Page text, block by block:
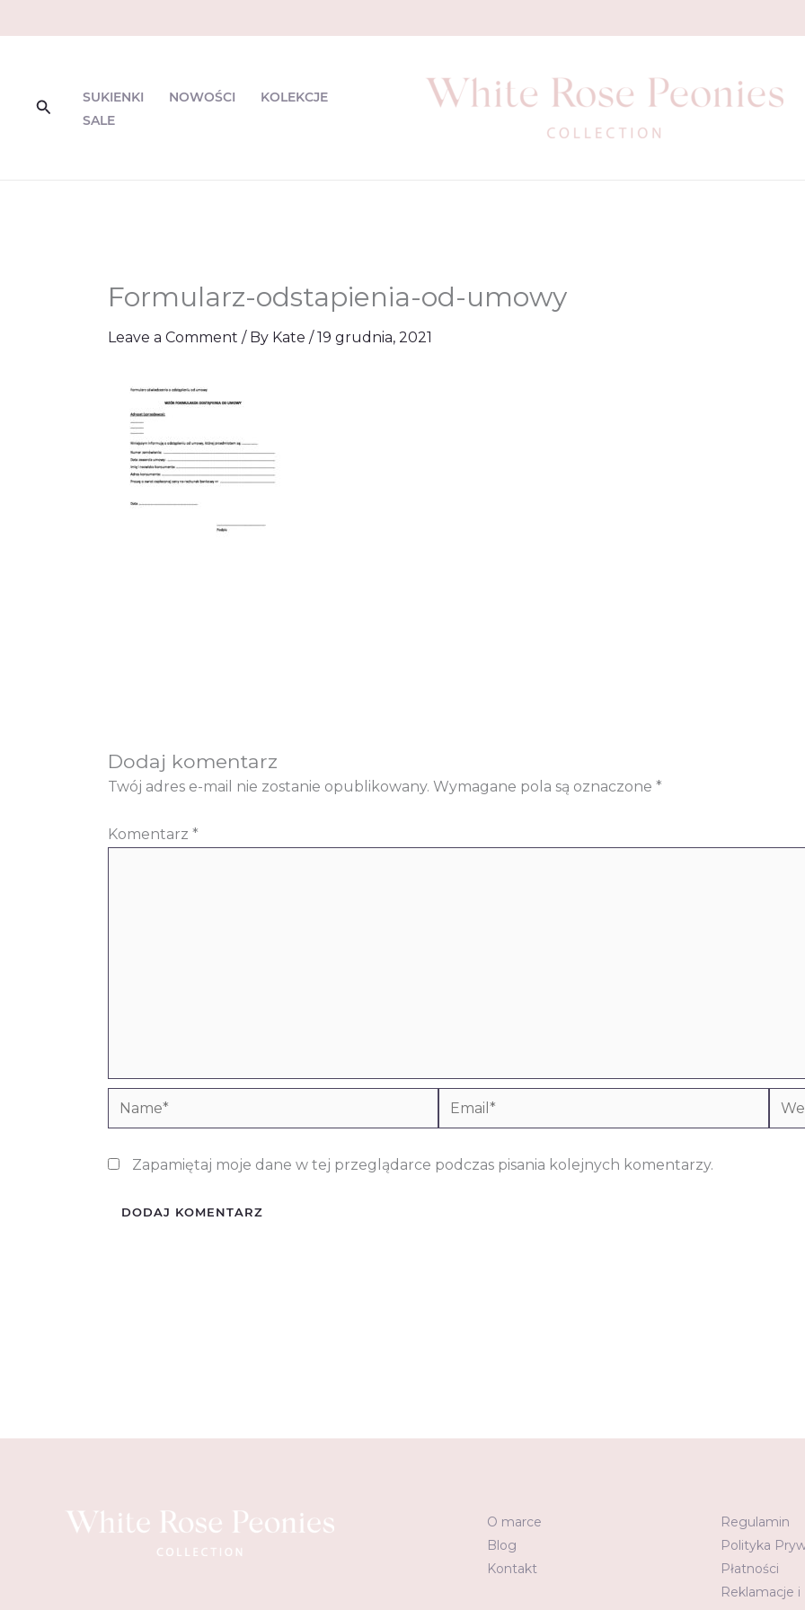
to
SearchSUKIENKI NOWOŚCI
KOLEKCJE
SALE
Formularz-odstapienia-od-umowy
Leave a Comment / By Kate /19 grudnia, 2021
Dodaj komentarz
Twój adres e-mail nie zostanie opublikowany. Wymagane pola są oznaczone *
Komentarz *
Name* Email*
Zapamiętaj moje dane w tej przeglądarce podczas pisania kolejnych komentarzy.
O marce
Blog
Kontakt
Regulamin
Polityka
Płatności
Reklamacje